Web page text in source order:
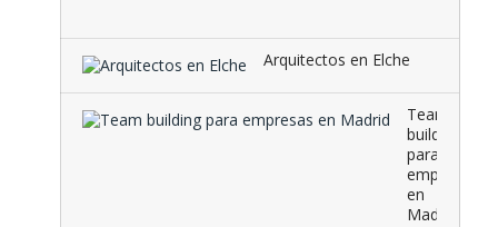
Arquitectos en Elche
Team
building
para
empresas
en
Madrid